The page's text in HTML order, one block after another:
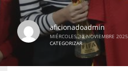
aficionadoadmin
MIÉRCOLES, 12 NOVIEMBRE 2025
CATEGORIZAR